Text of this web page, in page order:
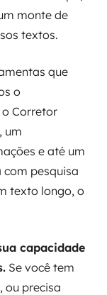
monte de
textos.
que
o
Corretor
um
e até um
pesquisa
texto longo, o
capacidade
Se você tem
ou precisa